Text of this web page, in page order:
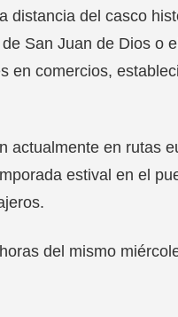
distancia del casco
San Juan de Dios o
en comercios,
actualmente en rutas
estival en el
del mismo